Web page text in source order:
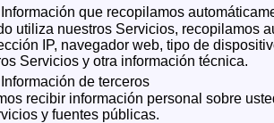
Información que recopilamos
utiliza nuestros Servicios, recopilamos
IP, navegador web, tipo de
Servicios y otra información técnica.
Información de terceros
recibir información personal sobre
y fuentes públicas.